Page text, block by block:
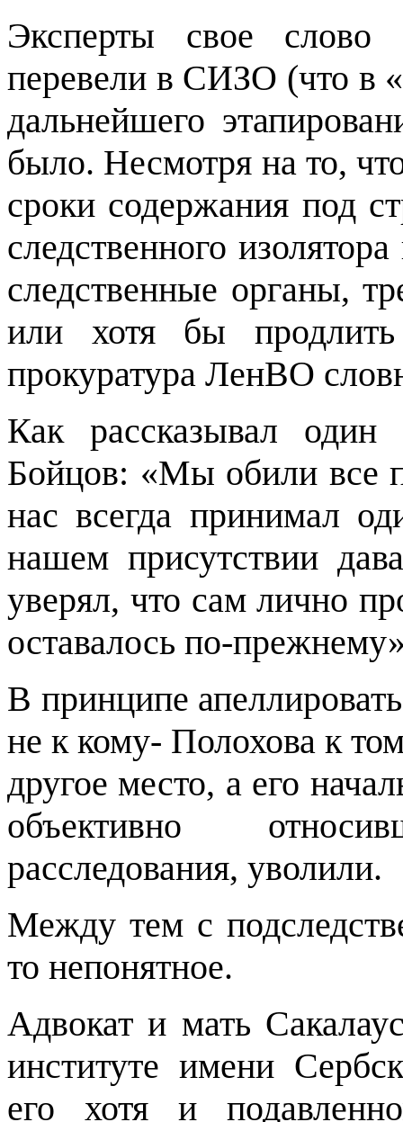
Эксперты свое слово
перевели в СИЗО (что в
дальнейшего
было. Несмотря на то,
сроки содержания под
следственного
следственные органы,
или хотя бы
прокуратура ЛенВО
Как рассказывал
Бойцов: «Мы обили все
нас всегда принимал
нашем присутствии
уверял, что сам лично
оставалось по-
В принципе
не к кому- Полохова к
другое место, а его
объективно
расследования, уволили.
Между тем с
то непонятное.
Адвокат и мать
институте имени
его хотя и